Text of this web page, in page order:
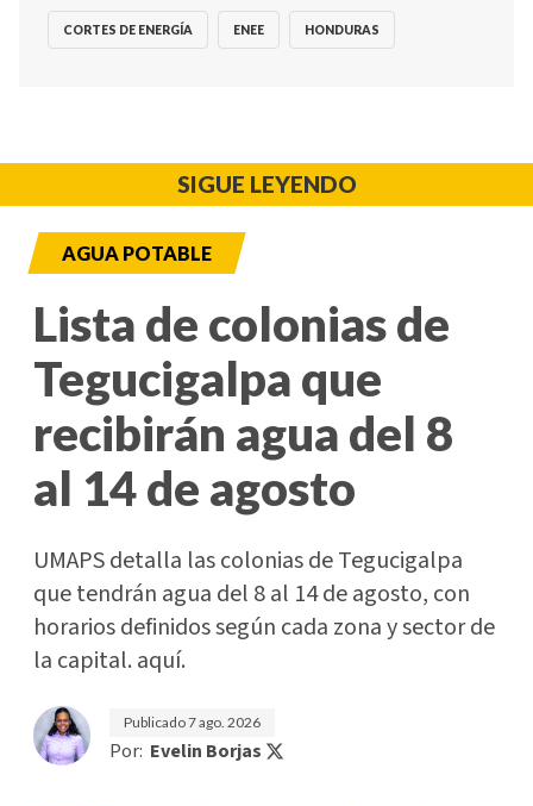
CORTES DE ENERGÍA ENEE HONDURAS
SIGUE LEYENDO
AGUA POTABLE
Lista de colonias de
Tegucigalpa que
recibirán agua del 8
al 14 de agosto
UMAPS detalla las colonias de Tegucigalpa
que tendrán agua del 8 al 14 de agosto, con
horarios definidos según cada zona y sector de
la capital. aquí.
Publicado7 ago. 2026
Por: Evelin Borjas